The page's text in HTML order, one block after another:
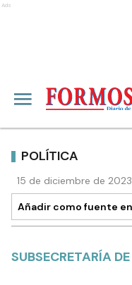
Ads
POLÍTICA
15 de diciembre de
Añadir como fuente en
SUBSECRETARÍA